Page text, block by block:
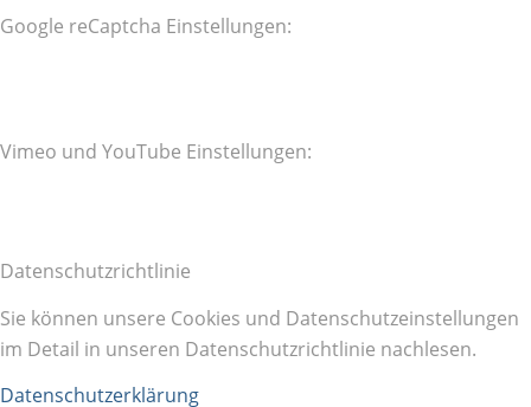
Google reCaptcha Einstellungen:
Vimeo und YouTube Einstellungen:
Datenschutzrichtlinie
Sie können unsere Cookies und Datenschutzeinstellungen
im Detail in unseren Datenschutzrichtlinie nachlesen.
Datenschutzerklärung